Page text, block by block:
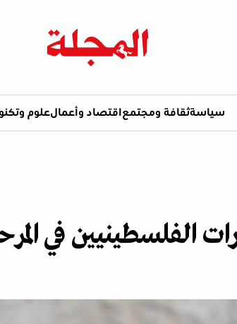
سياسةثقافة ومجتمع اقتصاد وأعمالعلوم
الفلسطينيين في